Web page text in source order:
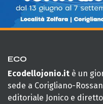
ECO
Ecodellojonio.it è un
sede a Corigliano-
editoriale Jonico e